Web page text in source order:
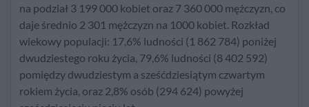
na podział 3 199 000 kobiet oraz 7 360 000 mężczyzn, co
daje średnio 2 301 mężczyzn na 1000 kobiet. Rozkład
wiekowy populacji: 17,6% ludności (1 862 784) poniżej
dwudziestego roku życia, 79,6% ludności (8 402 592)
pomiędzy dwudziestym a sześćdziesiątym czwartym
rokiem życia, oraz 2,8% osób (294 624) powyżej